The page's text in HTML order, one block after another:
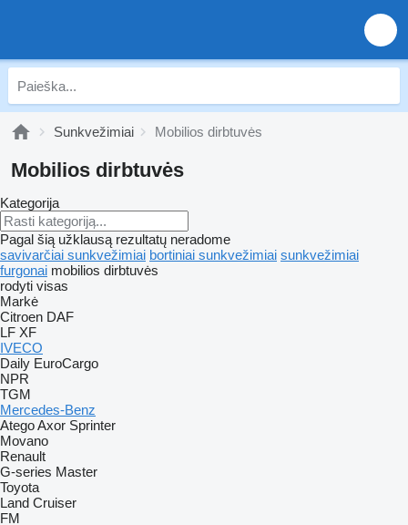
Sunkvežimiai Mobilios dirbtuvės
Mobilios dirbtuvės
Kategorija
Pagal šią užklausą rezultatų neradome
savivarčiai sunkvežimiai bortiniai sunkvežimiai sunkvežimiai
furgonai mobilios dirbtuvės
rodyti visas
Markė
Citroen DAF
LF XF
IVECO
Daily EuroCargo
NPR
TGM
Mercedes-Benz
AtegoAxor Sprinter
Movano
Renault
G-series Master
Toyota
Land Cruiser
FM